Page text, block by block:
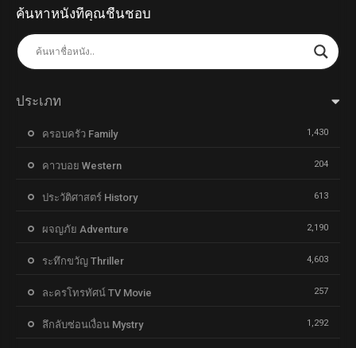
ค้นหาหนังที่คุณชื่นชอบ
ประเภท
ครอบครัว Family 1,430
คาวบอย Western 204
ประวัติศาสตร์ History 613
ผจญภัย Adventure 2,190
ระทึกขวัญ Thriller 4,603
ละครโทรทัศน์ TV Movie 257
ลึกลับซ่อนเงื่อน Mystry 1,292